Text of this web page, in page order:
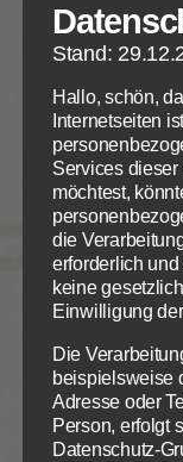
Böses tut, hat
Bibelstellen
3 Joh 1, 9-12
Wer Gutes
Böses tut,
Jeder wahre
anderer
Früchten
Gottes Kind.
Stand:
Hallo, schön,
Internetseiten
Services
möchtest,
die
erforderlich
keine
Einwilligung
Die
beispielsweise
Adresse oder
Person, erfolgt
Datenschutz-